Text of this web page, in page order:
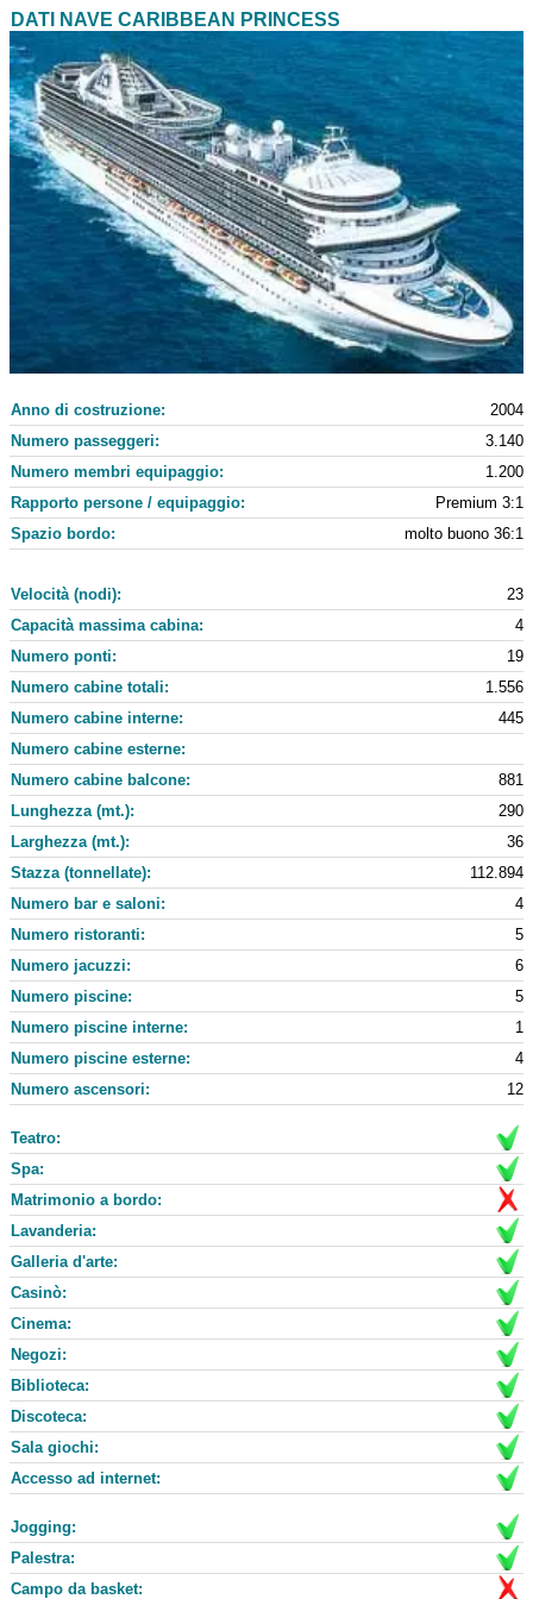
DATI NAVE CARIBBEAN PRINCESS
Anno di costruzione:
2004
Numero passeggeri:
3.140
Numero membri equipaggio:
1.200
Rapporto persone / equipaggio:
Premium 3:1
Spazio bordo:
molto buono 36:1
23
Velocità (nodi):
4
Capacità massima cabina:
Numero ponti:
19
Numero cabine totali:
1.556
Numero cabine interne:
445
Numero cabine esterne:
Numero cabine balcone:
881
Lunghezza (mt.):
290
Larghezza (mt.):
36
Stazza (tonnellate):
112.894
Numero bar e saloni:
4
Numero ristoranti:
5
Numero jacuzzi:
6
Numero piscine:
5
Numero piscine interne:
1
Numero piscine esterne:
4
Numero ascensori:
12
Teatro:
Spa:
Matrimonio a bordo:
Lavanderia:
Galleria d'arte:
Casinò:
Cinema:
Negozi:
Biblioteca:
Discoteca:
Sala giochi:
Accesso ad internet:
Jogging:
Palestra:
Campo da basket: